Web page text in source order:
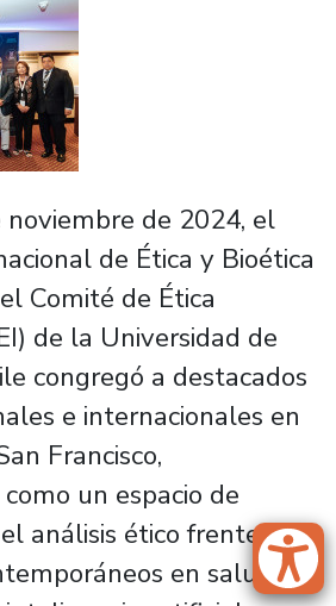
de 2024, el
de Ética y Bioética
Comité de Ética
de la Universidad de
congregó a destacados
e internacionales en
Francisco,
un espacio de
análisis ético frente a
en salud,